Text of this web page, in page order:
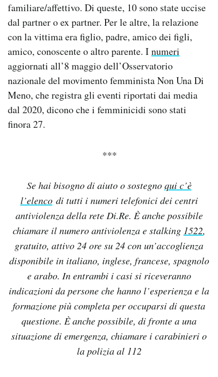
familiare/affettivo. Di queste, 10 sono state uccise
dal partner o ex partner. Per le altre, la relazione
con la vittima era figlio, padre, amico dei figli,
amico, conoscente o altro parente. Inumeri
aggiornati all’8 maggio dell’Osservatorio
nazionale del movimento femminista Non Una Di
Meno, che registra gli eventi riportati dai media
dal 2020, dicono che i femminicidi sono stati
finora 27.
***
Se hai bisogno di aiuto o sostegnoqui c’è
l’elencodi tutti i numeri telefonici dei centri
antiviolenza della rete Di.Re. È anche possibile
chiamare il numero antiviolenza e stalking 1522,
gratuito, attivo 24 ore su 24 con un’accoglienza
disponibile in italiano, inglese, francese, spagnolo
e arabo. In entrambi i casi si riceveranno
indicazioni da persone che hanno l’esperienza e la
formazione più completa per occuparsi di questa
questione. È anche possibile, di fronte a una
situazione di emergenza, chiamare i carabinieri o
la polizia al 112